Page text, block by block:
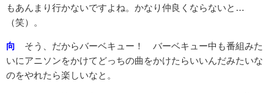
もあんまり行かないですよね。かなり仲良くならないと…
（笑）。
向 そう、だからバーベキュー！ バーベキュー中も番組みた
いにアニソンをかけてどっちの曲をかけたらいいんだみたいな
のをやれたら楽しいなと。